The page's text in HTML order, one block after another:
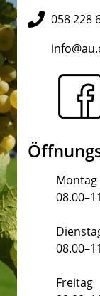
058 228
Montag
Freitag